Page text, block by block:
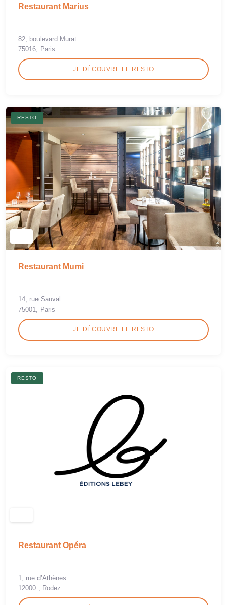
Restaurant Marius
82, boulevard Murat
75016, Paris
JE DÉCOUVRE LE RESTO
RESTO
Restaurant Mumi
14, rue Sauval
75001, Paris
JE DÉCOUVRE LE RESTO
RESTO
Restaurant Opéra
1, rue d’Athènes
12000 , Rodez